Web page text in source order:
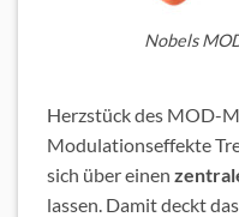
Nobels
Herzstück des MOD-
Modulationseffekte
sich über einen
lassen. Damit deckt